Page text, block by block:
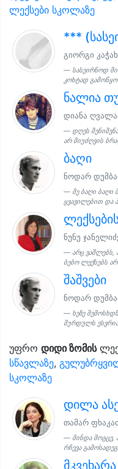
ლექსები სკოლაზე
***
გიორგი
სასეირნოდ
კოხტად
ნალია
დიანა
დღეს
არ მიუძღვის
ბაღი
ნოდარ
მე ბაღი ბაღი
ყვავილებით და
ნუნუ
არც ვაშლებს,
ბებო ლექსებს
შაშვები
ნოდარ
ხეზე
შურდულს
უფრო დიდი ზომის
სწავლაზე,
სკოლაზე
დილა
თამარ
მინდა მოგცე,
რჩევა